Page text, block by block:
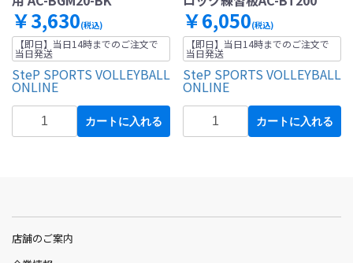
￥3,630(税込)
【即日】当日14時までのご注文で
当日発送
SteP SPORTS VOLLEYBALL
ONLINE
カートに入れる
￥6,050(税込)
【即日】当日14時までのご注文で
当日発送
SteP SPORTS VOLLEYBALL
ONLINE
カートに入れる
店舗のご案内